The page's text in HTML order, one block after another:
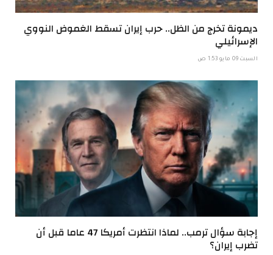
ديمونة تخرج من الظل.. حرب إيران تسقط الغموض النووي
الإسرائيلي
السبت 09 مايو 1:53 ص
إجابة سؤال ترمب.. لماذا انتظرت أمريكا 47 عاما قبل أن
تضرب إيران؟